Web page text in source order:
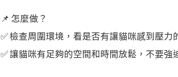
📌 怎麼做？
✅ 檢查周圍環境，看是否有讓貓咪感到壓力
✅ 讓貓咪有足夠的空間和時間放鬆，不要強